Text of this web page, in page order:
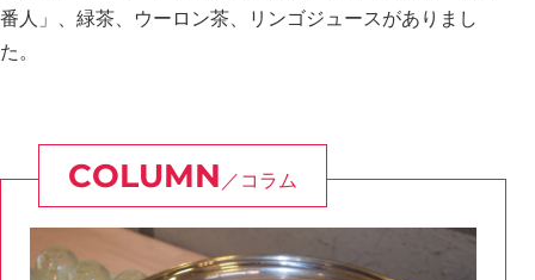
番人」、緑茶、ウーロン茶、リンゴジュースがありまし
た。
コラム